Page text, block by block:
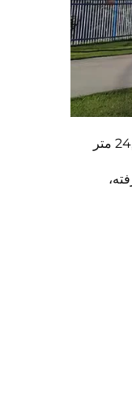
از سال 2009 ییجوه با بیش از 14 سال سابقه در تولید قطعات ماشین‌آلات معدنی تأسیس شد و دفتر مرکزی آن در ووهان است و همچنین یک واحد تولیدی به مساحت 24,000 متر